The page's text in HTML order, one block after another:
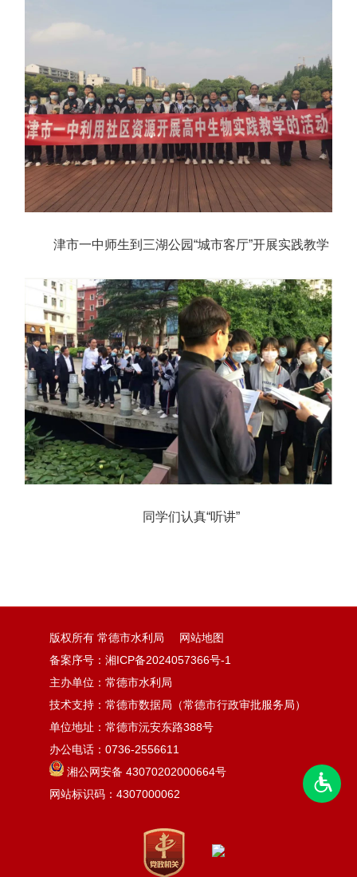
津市一中师生到三湖公园“城市客厅”开展实践教学
同学们认真“听讲”
版权所有 常德市水利局
网站地图
备案序号：湘ICP备2024057366号-1
主办单位：常德市水利局
技术支持：常德市数据局（常德市行政审批服务局）
单位地址：常德市沅安东路388号
办公电话：0736-2556611
湘公网安备 43070202000664号
网站标识码：4307000062